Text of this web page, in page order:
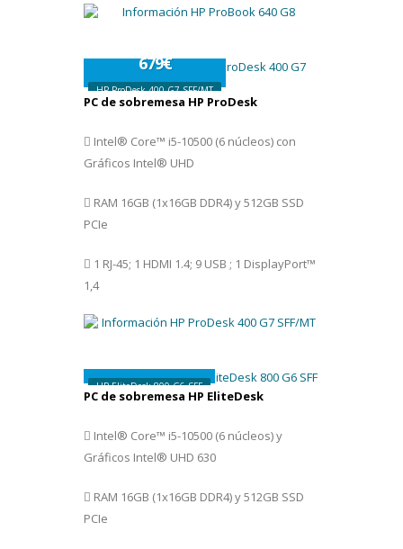
679€
HP ProDesk 400 G7 SFF/MT
PC de sobremesa HP ProDesk
Intel® Core™ i5-10500 (6 núcleos) con
Gráficos Intel® UHD
RAM 16GB (1x16GB DDR4) y 512GB SSD
PCIe
1 RJ-45; 1 HDMI 1.4; 9 USB ; 1 DisplayPort™
1,4
HP EliteDesk 800 G6 SFF
PC de sobremesa HP EliteDesk
Intel® Core™ i5-10500 (6 núcleos) y
Gráficos Intel® UHD 630
RAM 16GB (1x16GB DDR4) y 512GB SSD
PCIe